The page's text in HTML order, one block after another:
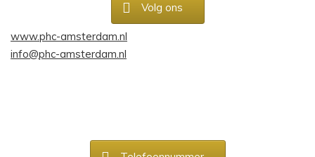
Volg ons
www.phc-amsterdam.nl
info@phc-amsterdam.nl